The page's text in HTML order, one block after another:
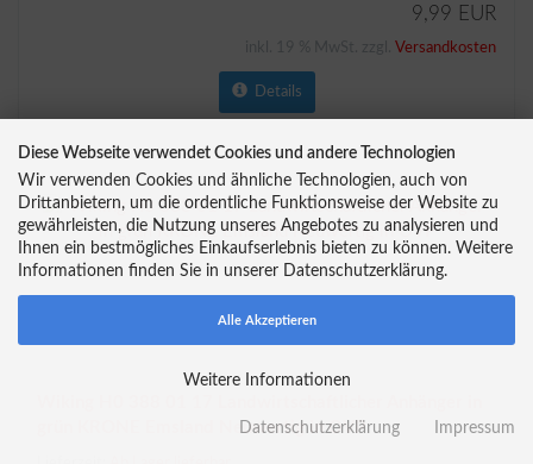
9,99 EUR
Versandkosten
Details
grün KRONE Emsland Neuwertig in OVP
Diese Webseite verwendet Cookies und andere Technologien
Wir verwenden Cookies und ähnliche Technologien, auch von
Drittanbietern, um die ordentliche Funktionsweise der Website zu
gewährleisten, die Nutzung unseres Angebotes zu analysieren und
Ihnen ein bestmögliches Einkaufserlebnis bieten zu können. Weitere
Informationen finden Sie in unserer Datenschutzerklärung.
Alle Akzeptieren
Weitere Informationen
Datenschutzerklärung Impressum